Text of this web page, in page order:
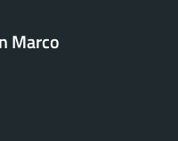
Marco